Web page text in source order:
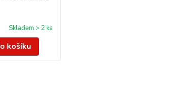
Skladem > 2 ks
košíku